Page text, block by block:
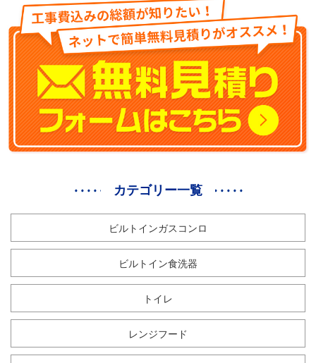
カテゴリー一覧
ビルトインガスコンロ
ビルトイン食洗器
トイレ
レンジフード